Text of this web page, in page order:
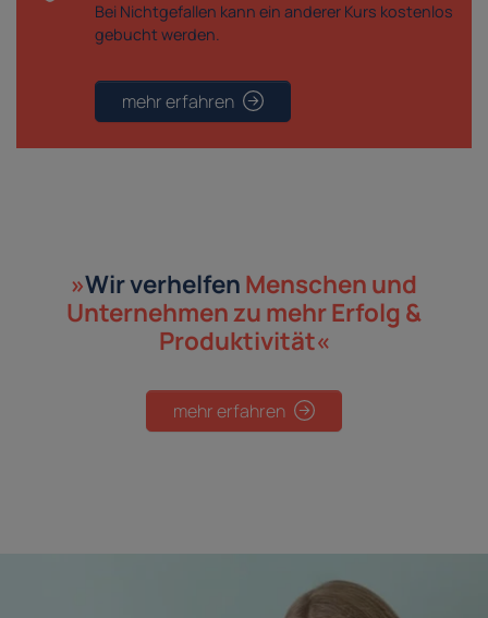
Bei Nichtgefallen kann ein anderer Kurs kostenlos
gebucht werden.
mehr erfahren
»Wir verhelfenMenschen und
Unternehmenzu mehr Erfolg &
Produktivität«
mehr erfahren